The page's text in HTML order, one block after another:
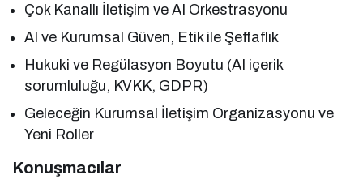
Çok Kanallı İletişim ve AI Orkestrasyonu
AI ve Kurumsal Güven, Etik ile Şeffaflık
Hukuki ve Regülasyon Boyutu (AI içerik
sorumluluğu, KVKK, GDPR)
Geleceğin Kurumsal İletişim Organizasyonu ve
Yeni Roller
Konuşmacılar